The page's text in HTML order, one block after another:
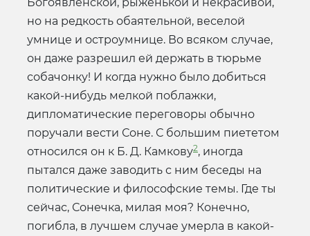
но на редкость обаятельной, веселой
умнице и остроумнице. Во всяком случае,
он даже разрешил ей держать в тюрьме
собачонку! И когда нужно было добиться
какой-нибудь мелкой поблажки,
дипломатические переговоры обычно
поручали вести Соне. С большим пиететом
относился он к Б. Д. Камкову2, иногда
пытался даже заводить с ним беседы на
политические и философские темы. Где ты
сейчас, Сонечка, милая моя? Конечно,
погибла, в лучшем случае умерла в какой-